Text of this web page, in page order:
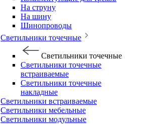
На струну
На шину
Шинопроводы
Светильники точечные
Светильники точечные
Светильники точечные
встраиваемые
Светильники точечные
накладные
Светильники встраиваемые
Светильники мебельные
Светильники модульные